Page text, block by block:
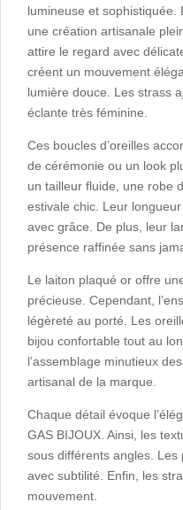
lumineuse et sophistiquée.
une création artisanale
attire le regard avec
créent un mouvement
lumière douce. Les strass
éclante très féminine.
Ces boucles d’oreilles
de cérémonie ou un look
un tailleur fluide, une robe
estivale chic. Leur
avec grâce. De plus, leur
présence raffinée sans
Le laiton plaqué or offre
précieuse. Cependant,
légèreté au porté. Les
bijou confortable tout au
l’assemblage minutieux
artisanal de la marque.
Chaque détail évoque
GAS BIJOUX. Ainsi, les
sous différents angles. Les
avec subtilité. Enfin, les
mouvement.